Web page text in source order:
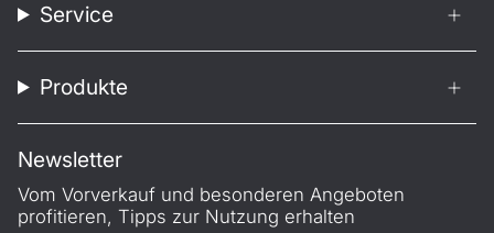
Service
Produkte
Newsletter
Vom Vorverkauf und besonderen Angeboten
profitieren, Tipps zur Nutzung erhalten